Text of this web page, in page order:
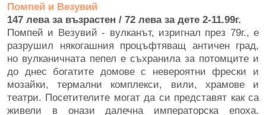
Помпей и Везувий
147 лева за възрастен / 72 лева за дете 2-11.99г.
Помпей и Везувий - вулканът, изригнал през 79г., е
разрушил някогашния процъфтяващ античен град,
но вулканичната пепел е съхранила за потомците и
до днес богатите домове с невероятни фрески и
мозайки, термални комплекси, вили, храмове и
театри. Посетителите могат да си представят как са
живели в онази далечна императорска епоха.